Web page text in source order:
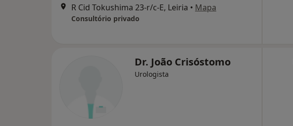
R Cid Tokushima 23-r/c-E, Leiria • Mapa
Consultório privado
Dr. João Crisóstomo
Urologista